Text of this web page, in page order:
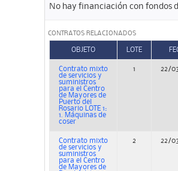
No hay financiación con fondos
CONTRATOS RELACIONADOS
OBJETO LOTE
Contrato mixto
de servicios y
suministros
para el Centro
de Mayores de
Puerto del
Rosario LOTE 1:
1. Máquinas de
coser
1 22/
Contrato mixto
de servicios y
suministros
para el Centro
de Mayores de
2 22/